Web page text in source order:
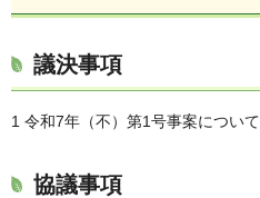
議決事項
1 令和7年（不）第1号事案について
協議事項